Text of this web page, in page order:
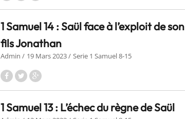
1 Samuel 14 : Saül face à l’exploit de son
fils Jonathan
Admin 19 Mars 2023 Serie 1 Samuel 8-15
1 Samuel 13 : L’échec du règne de Saül